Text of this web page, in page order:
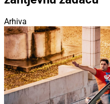
Arhiva